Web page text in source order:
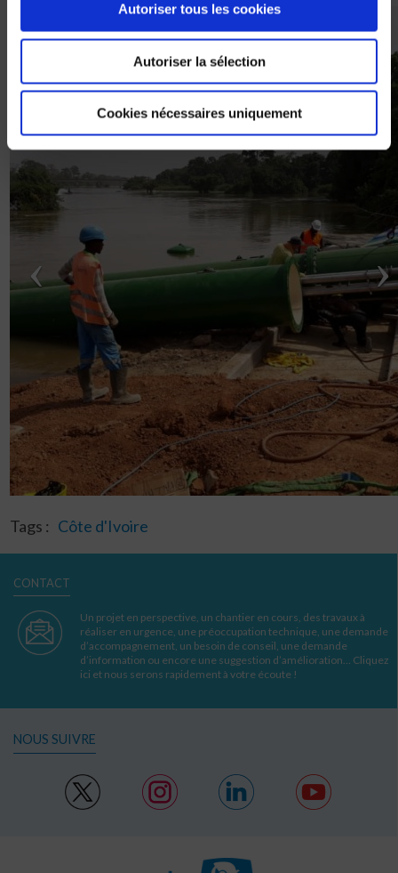
Autoriser tous les cookies
Autoriser la sélection
Cookies nécessaires uniquement
Tags : Côte d'Ivoire
CONTACT
Un projet en perspective, un chantier en cours, des travaux à
réaliser en urgence, une préoccupation technique, une demande
d’accompagnement, un besoin de conseil, une demande
d’information ou encore une suggestion d’amélioration… Cliquez
ici et nous serons rapidement à votre écoute !
NOUS SUIVRE